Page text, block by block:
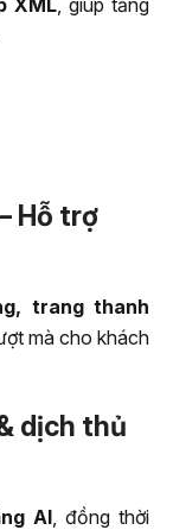
Hỗ trợ
trang thanh
mà cho khách
dịch thủ
AI, đồng thời